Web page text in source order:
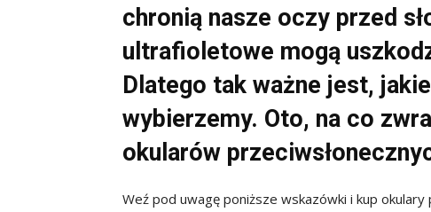
chronią nasze oczy przed
ultrafioletowe mogą
Dlatego tak ważne jest,
wybierzemy. Oto, na co
okularów
Weź pod uwagę poniższe wskazówki i kup